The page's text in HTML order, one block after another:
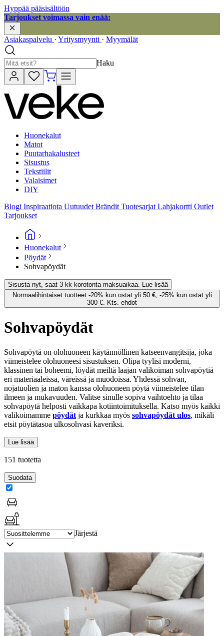
Hyppää pääsisältöön
Tarjoukset voimassa vain enää:
Asiakaspalvelu · Yritysmyynti · Myymälät
Haku
Huonekalut
Matot
Puutarhakalusteet
Sisustus
Tekstiilit
Valaisimet
DIY
Blogi Inspiraatiota Uutuudet Brändit Tuotesarjat Lahjakortti Outlet
Tarjoukset
Huonekalut
Pöydät
Sohvapöydät
Sisusta nyt, saat 3 kk korotonta maksuaikaa. Lue lisää
Normaalihintaiset tuotteet -20% kun ostat yli 50 €, -25% kun ostat yli
300 €. Kts. ehdot
Sohvapöydät
Sohvapöytä on olohuoneen käytännöllinen katseenvangitsija, joka
viimeistelee olohuoneesi sisustuksen. Olipa tyylisi moderni,
klassinen tai boheemi, löydät meiltä laajan valikoiman sohvapöytiä
eri materiaaleissa, väreissä ja muodoissa. Yhdessä sohvan,
nojatuolien ja maton kanssa olohuoneen pöytä viimeistelee tilan
ilmeen ja mukavuuden. Valitse sinulle sopiva vaihtoehto ja tilaa
sohvapöytä helposti vaikkapa kotiintoimituksella. Katso myös kaikki
valikoimamme pöydät ja kurkkaa myös sohvapöydät ulos, mikäli
etsit pöytätasoa ulkosohvasi kaveriksi.
Lue lisää
151 tuotetta
Suodata
Järjestä